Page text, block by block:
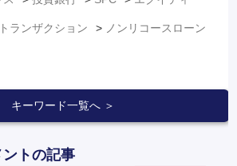
トランザクション ノンリコースローン
キーワード一覧へ ＞
トの記事